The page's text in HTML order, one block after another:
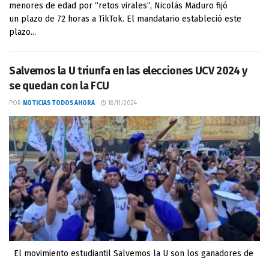
menores de edad por “retos virales”, Nicolás Maduro fijó
un plazo de 72 horas a TikTok. El mandatario estableció este
plazo...
Salvemos la U triunfa en las elecciones UCV 2024 y
se quedan con la FCU
POR NOTICIAS TODOS AHORA 18/11/2024
El movimiento estudiantil Salvemos la U son los ganadores de